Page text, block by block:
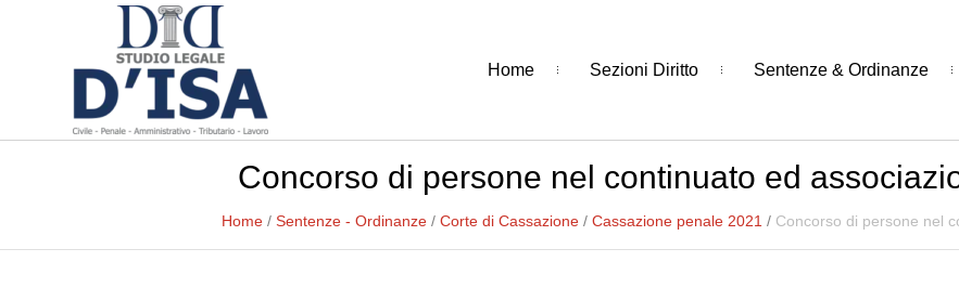
Home Sezioni Diritto Sentenze & Ordinanze
Concorso di persone nel continuato ed
Home / Sentenze - Ordinanze / Corte di Cassazione / Cassazione penale 2021 / Concorso di persone nel